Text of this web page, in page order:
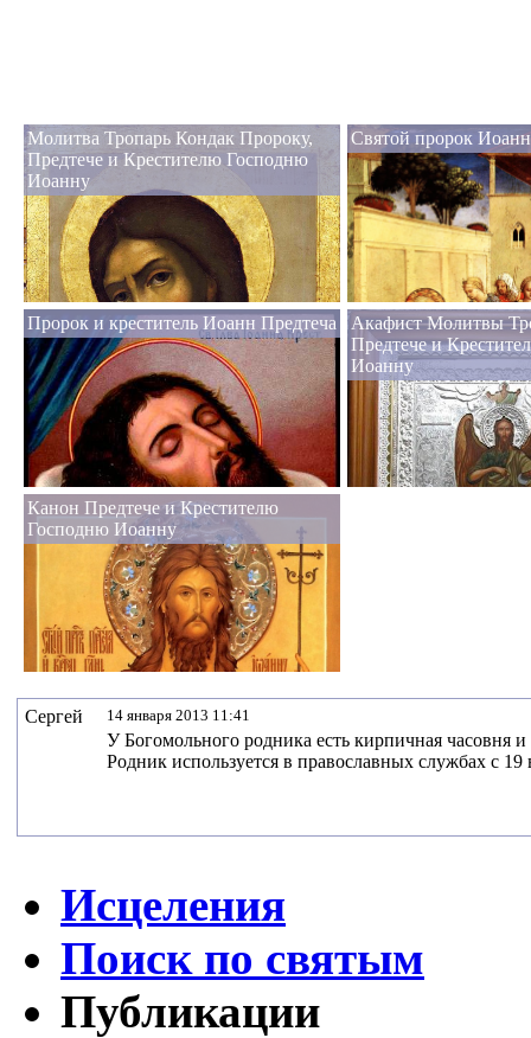
Молитва Тропарь Кондак Пророку,
Предтече и Крестителю Господню
Иоанну
Святой пророк
Пророк и креститель Иоанн Предтеча
Акафист Молитвы
Предтече и
Иоанну
Канон Предтече и Крестителю
Господню Иоанну
Сергей 14 января 2013 11:41
У Богомольного родника есть кирпичная часовня
Родник используется в православных службах с
Исцеления
Поиск по святым
Публикации